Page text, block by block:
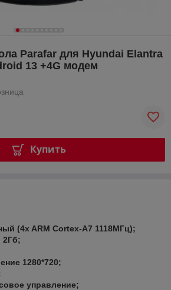
Parafar для Hyundai Elantra
13 +4G модем
Купить
(4x ARM Cortex-A7 1118МГц);
2Гб;
1280*720;
управление;